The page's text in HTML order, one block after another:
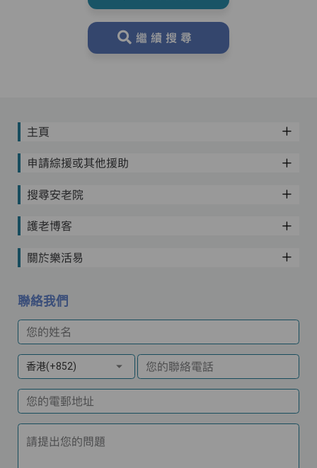
繼續搜尋
主頁
申請綜援或其他援助
搜尋安老院
護老博客
關於樂活易
聯絡我們
您的姓名
香港(+852) 您的聯絡電話
您的電郵地址
請提出您的問題